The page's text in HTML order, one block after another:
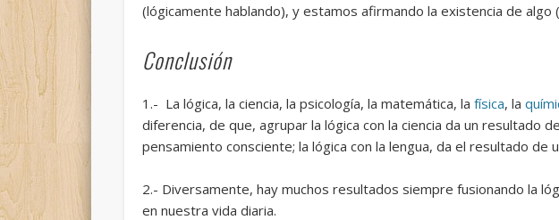
(lógicamente hablando), y estamos afirmando la existencia de algo
Conclusión
1.- La lógica, la ciencia, la psicología, la matemática, la física, la
diferencia, de que, agrupar la lógica con la ciencia da un resultado
pensamiento consciente; la lógica con la lengua, da el resultado
2.- Diversamente, hay muchos resultados siempre fusionando la
en nuestra vida diaria.